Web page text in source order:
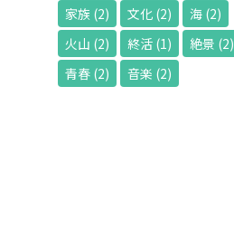
家族 (2) 文化 (2) 海 (2)
火山 (2) 終活 (1) 絶景 (2)
青春 (2) 音楽 (2)